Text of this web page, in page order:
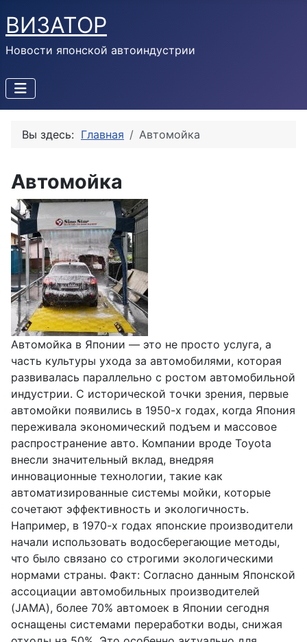
ВИЗАТОР
Новости японской автоиндустрии
Вы здесь: Главная Автомойка
Автомойка
Автомойка в Японии — это не просто услуга, а
часть культуры ухода за автомобилями, которая
развивалась параллельно с ростом автомобильной
индустрии. С исторической точки зрения, первые
автомойки появились в 1950-х годах, когда Япония
переживала экономический подъем и массовое
распространение авто. Компании вроде Toyota
внесли значительный вклад, внедряя
инновационные технологии, такие как
автоматизированные системы мойки, которые
сочетают эффективность и экологичность.
Например, в 1970-х годах японские производители
начали использовать водосберегающие методы,
что было связано со строгими экологическими
нормами страны. Факт: Согласно данным Японской
ассоциации автомобильных производителей
(JAMA), более 70% автомоек в Японии сегодня
оснащены системами переработки воды, снижая